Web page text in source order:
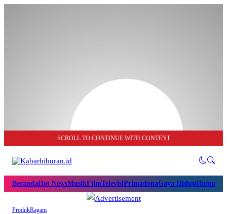
SCROLL TO CONTINUE WITH CONTENT
BerandaHot NewsMusikFilmTelevisiPrimadonaGaya Hidup
ProdukRagam